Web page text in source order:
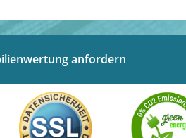
anfordern